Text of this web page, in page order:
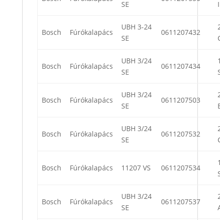
SE I
Bosch Fúrókalapács
UBH 3-24
SE
0611207432
Bosch Fúrókalapács
UBH 3/24
SE
0611207434
Bosch Fúrókalapács
UBH 3/24
SE
0611207503
Bosch Fúrókalapács
UBH 3/24
SE
0611207532
Bosch Fúrókalapács 11207 VS 0611207534
Bosch Fúrókalapács
UBH 3/24
SE
0611207537